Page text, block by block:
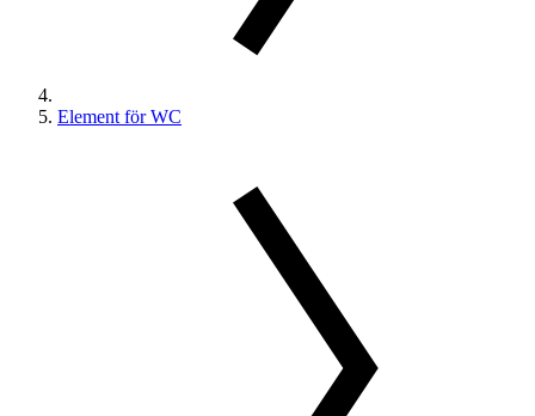
Element för WC